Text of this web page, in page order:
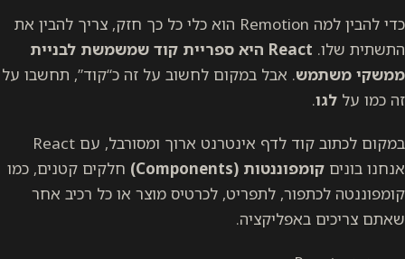
כדי להבין למה Remotion הוא כלי כל כך חזק, צריך להבין את
התשתית שלו. React היא ספריית קוד שמשמשת לבניית
ממשקי משתמש. אבל במקום לחשוב על זה כ“קוד”, תחשבו על
זה כמו על לגו.
במקום לכתוב קוד לדף אינטרנט ארוך ומסורבל, עם React
אנחנו בונים קומפוננטות (Components)
חלקים קטנים, כמו
קומפוננטה לכתפור, לתפריט, לכרטיס מוצר או כל רכיב אחר
שאתם צריכים באפליקציה.